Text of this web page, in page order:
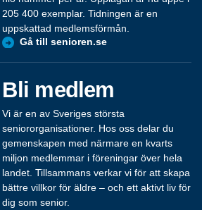
205 400 exemplar. Tidningen är en
uppskattad medlemsförmån.
Gå till senioren.se
Bli medlem
Vi är en av Sveriges största
seniororganisationer. Hos oss delar du
gemenskapen med närmare en kvarts
miljon medlemmar i föreningar över hela
landet. Tillsammans verkar vi för att skapa
bättre villkor för äldre – och ett aktivt liv för
dig som senior.